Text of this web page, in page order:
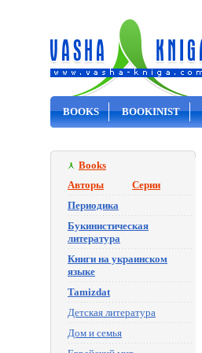
BOOKS BOOKINIST
Books
Авторы
Серии
Периодика
Букинистическая
литература
Книги на украинском
языке
Tamizdat
Детская литература
Дом и семья